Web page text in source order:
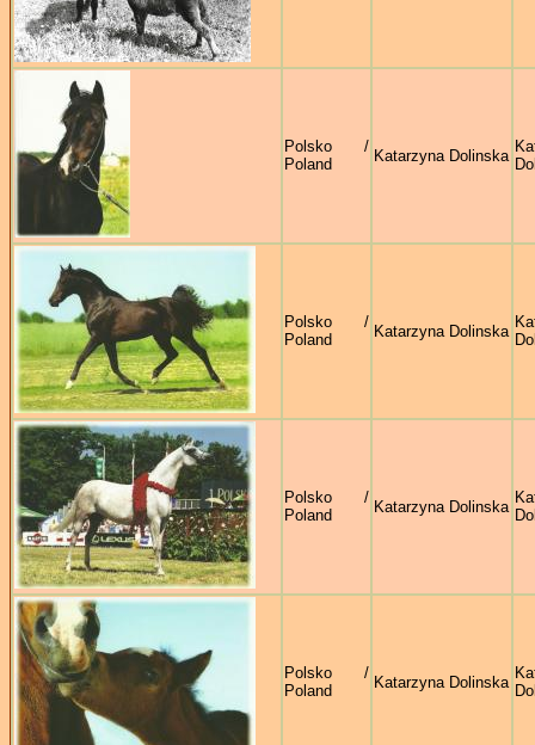
Polsko /
Poland
Katarzyna Dolinska
Polsko /
Poland
Katarzyna Dolinska
Polsko /
Poland
Katarzyna Dolinska
Polsko /
Poland
Katarzyna Dolinska